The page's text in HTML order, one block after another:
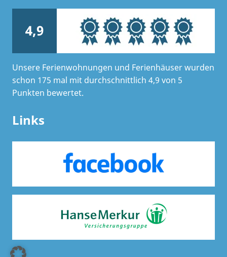
4,9
Unsere Ferienwohnungen und Ferienhäuser wurden
schon 175 mal mit durchschnittlich 4,9 von 5
Punkten bewertet.
Links